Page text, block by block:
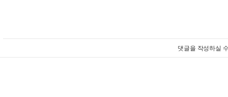
댓글을 작성하실